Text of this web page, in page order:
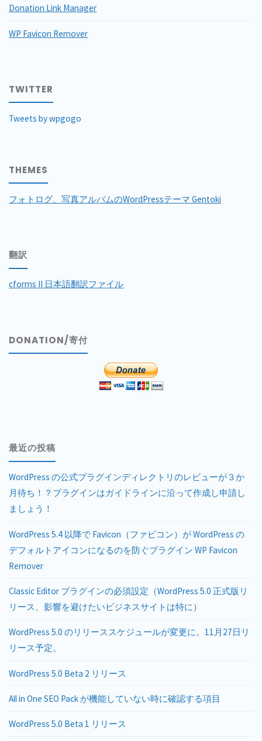
Donation Link Manager
WP Favicon Remover
TWITTER
Tweets by wpgogo
THEMES
フォトログ、写真アルバムのWordPressテーマ Gentoki
翻訳
cforms II 日本語翻訳ファイル
DONATION/寄付
最近の投稿
WordPress の公式プラグインディレクトリのレビューが３か
月待ち！？プラグインはガイドラインに沿って作成し申請し
ましょう！
WordPress 5.4 以降で Favicon（ファビコン）が WordPress の
デフォルトアイコンになるのを防ぐプラグイン WP Favicon
Remover
Classic Editor プラグインの必須設定（WordPress 5.0 正式版リ
リース、影響を避けたいビジネスサイトは特に）
WordPress 5.0 のリリーススケジュールが変更に。11月27日リ
リース予定。
WordPress 5.0 Beta 2 リリース
All in One SEO Pack が機能していない時に確認する項目
WordPress 5.0 Beta 1 リリース